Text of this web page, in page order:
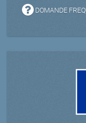
DOMANDE